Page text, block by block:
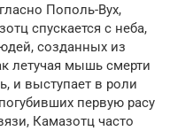
Пополь-Вух,
спускается с неба,
созданных из
летучая мышь смерти
и выступает в роли
первую расу
Камазотц часто